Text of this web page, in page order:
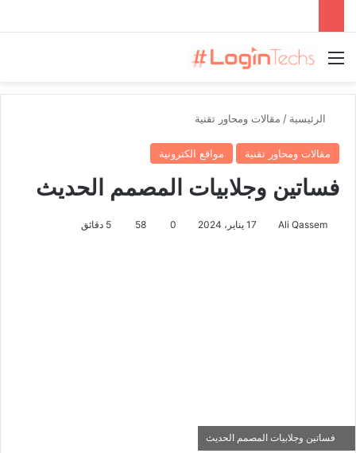
القائمة
الرئيسية / مقالات ومحاور تقنية
مقالات ومحاور تقنية مواقع الكترونية
فساتين وجلابيات المصمم الحديث
Ali Qassem 17 يناير، 2024 0
58
فساتين وجلابيات المصمم الحديث